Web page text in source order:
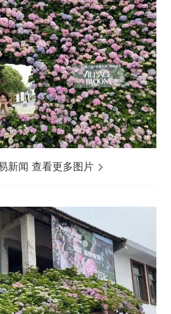
新闻 查看更多图片